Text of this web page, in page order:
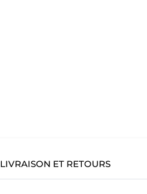
LIVRAISON ET RETOURS